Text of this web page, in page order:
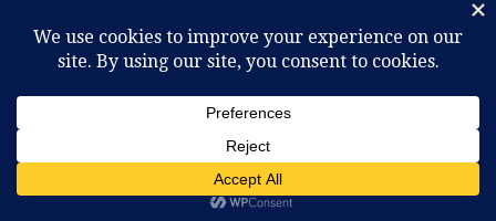
KULİSTEN
© Copyright 2016 - Diren Sanat